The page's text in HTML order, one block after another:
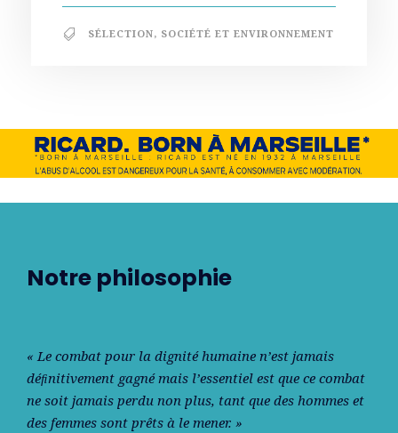
SÉLECTION, SOCIÉTÉ ET ENVIRONNEMENT
Notre philosophie
« Le combat pour la dignité humaine n’est jamais
déﬁnitivement gagné mais l’essentiel est que ce combat
ne soit jamais perdu non plus, tant que des hommes et
des femmes sont prêts à le mener. »